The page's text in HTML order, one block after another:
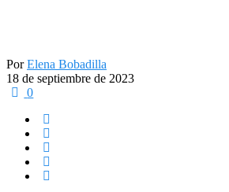
PorElena Bobadilla
18 de septiembre de 2023
0